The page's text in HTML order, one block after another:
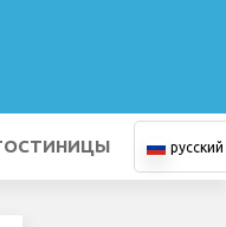
русский